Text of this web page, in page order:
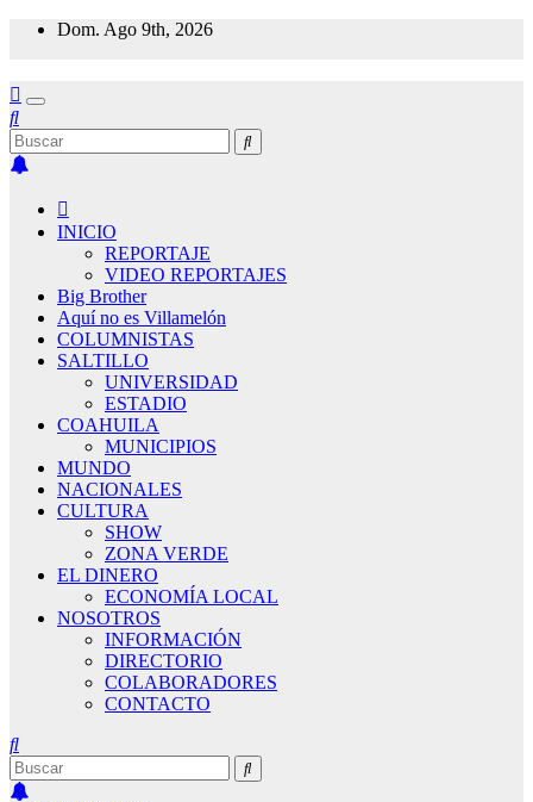
Saltar
Dom. Ago 9th, 2026
INICIO
REPORTAJE
VIDEO REPORTAJES
Big Brother
Aquí no es Villamelón
COLUMNISTAS
SALTILLO
UNIVERSIDAD
ESTADIO
COAHUILA
MUNICIPIOS
MUNDO
NACIONALES
CULTURA
SHOW
ZONA VERDE
EL DINERO
ECONOMÍA LOCAL
NOSOTROS
INFORMACIÓN
DIRECTORIO
COLABORADORES
CONTACTO